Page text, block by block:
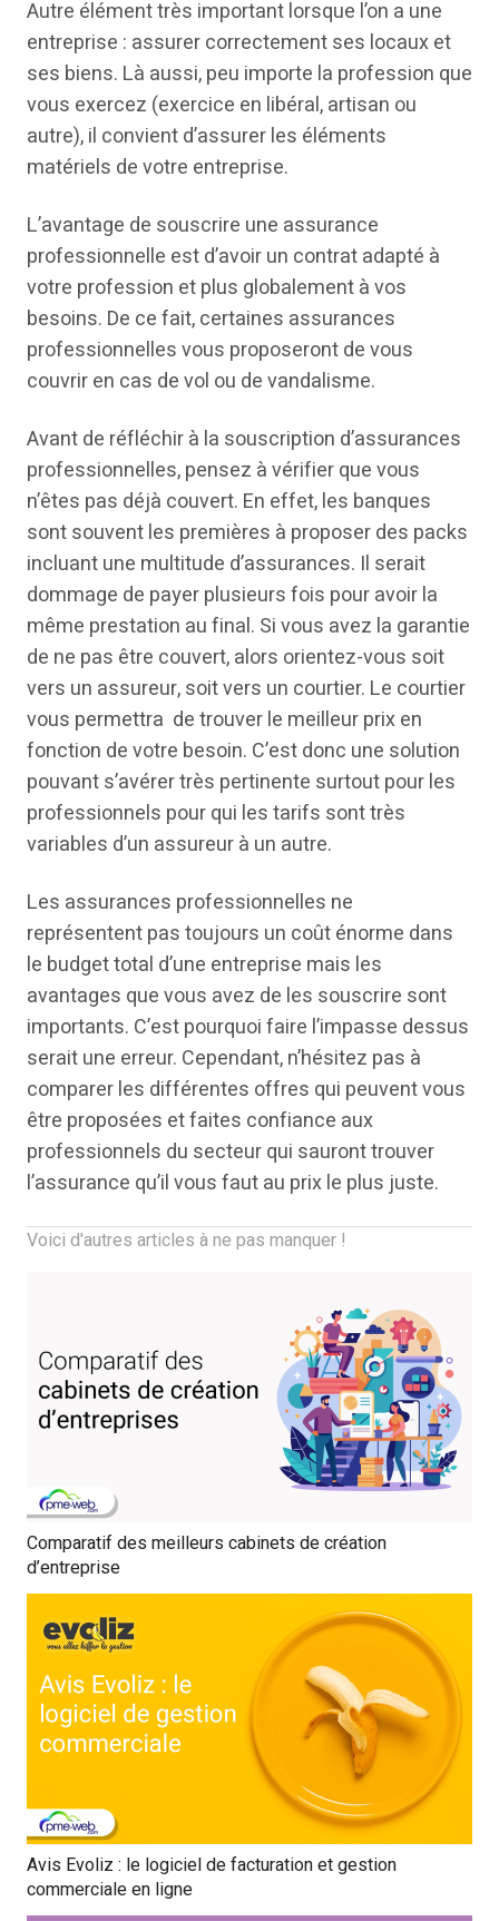
Autre élément très important lorsque l’on a une
entreprise : assurer correctement ses locaux et
ses biens. Là aussi, peu importe la profession que
vous exercez (exercice en libéral, artisan ou
autre), il convient d’assurer les éléments
matériels de votre entreprise.
L’avantage de souscrire une assurance
professionnelle est d’avoir un contrat adapté à
votre profession et plus globalement à vos
besoins. De ce fait, certaines assurances
professionnelles vous proposeront de vous
couvrir en cas de vol ou de vandalisme.
Avant de réfléchir à la souscription d’assurances
professionnelles, pensez à vérifier que vous
n’êtes pas déjà couvert. En effet, les banques
sont souvent les premières à proposer des packs
incluant une multitude d’assurances. Il serait
dommage de payer plusieurs fois pour avoir la
même prestation au final. Si vous avez la garantie
de ne pas être couvert, alors orientez-vous soit
vers un assureur, soit vers un courtier. Le courtier
vous permettra de trouver le meilleur prix en
fonction de votre besoin. C’est donc une solution
pouvant s’avérer très pertinente surtout pour les
professionnels pour qui les tarifs sont très
variables d’un assureur à un autre.
Les assurances professionnelles ne
représentent pas toujours un coût énorme dans
le budget total d’une entreprise mais les
avantages que vous avez de les souscrire sont
importants. C’est pourquoi faire l’impasse dessus
serait une erreur. Cependant, n’hésitez pas à
comparer les différentes offres qui peuvent vous
être proposées et faites confiance aux
professionnels du secteur qui sauront trouver
l’assurance qu’il vous faut au prix le plus juste.
Voici d'autres articles à ne pas manquer !
Comparatif des meilleurs cabinets de création
d’entreprise
Avis Evoliz : le logiciel de facturation et gestion
commerciale en ligne